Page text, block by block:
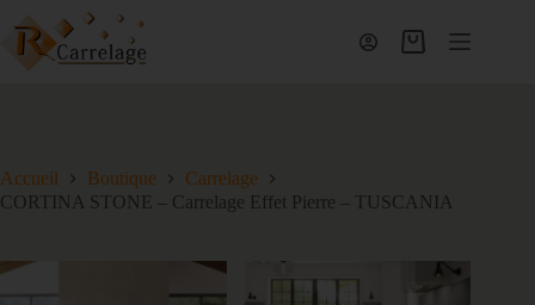
Accueil Boutique
Carrelage
CORTINA STONE – Carrelage Effet Pierre – TUSCANIA